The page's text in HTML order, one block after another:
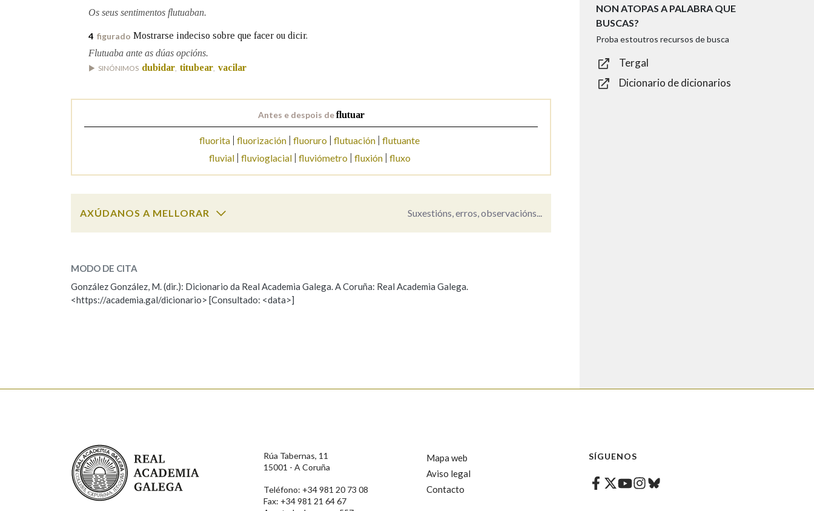
Os seus sentimentos flutuaban.
4 figurado Mostrarse indeciso sobre que facer ou dicir.
Flutuaba ante as dúas opcións.
SINÓNIMOS dubidar, titubear, vacilar
Antes e despois deflutuar
fluorita fluorización fluoruro flutuación flutuante
fluvial
fluvioglacial fluviómetro fluxión fluxo
AXÚDANOS A MELLORAR Suxestións, erros, observacións...
ESCOLLE UNHA OPCIÓN:
Observación Hai un erro na palabra Propoño mellorar a definición
Comentario
MODO DE CITA
González González, M. (dir.): Dicionario da Real Academia Galega. A Coruña: Real Academia Galega.
<https://academia.gal/dicionario> [Consultado: <data>]
NON ATOPAS A PALABRA QUE
BUSCAS?
Proba estoutros recursos de busca
Tergal
Dicionario de dicionarios
Real Academia Galega
Rúa Tabernas, 11
15001 - A Coruña
Teléfono: +34 981 20 73 08
Fax: +34 981 21 64 67
Mapa web
Aviso legal
Contacto
SÍGUENOS
Facebook
Twitter
Youtube
Instagram
Bluesky